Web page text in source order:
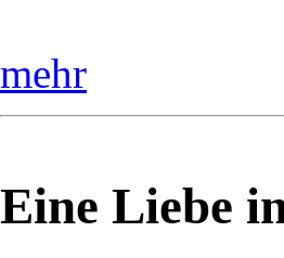
mehr
Eine Liebe